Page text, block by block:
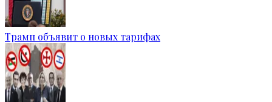
Трамп объявит о новых тарифах